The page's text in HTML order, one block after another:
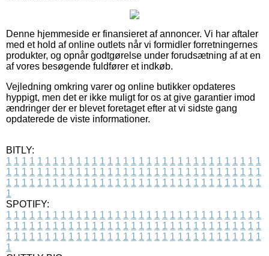
Denne hjemmeside er finansieret af annoncer. Vi har aftaler
med et hold af online outlets når vi formidler forretningernes
produkter, og opnår godtgørelse under forudsætning af at en
af vores besøgende fuldfører et indkøb.
Vejledning omkring varer og online butikker opdateres
hyppigt, men det er ikke muligt for os at give garantier imod
ændringer der er blevet foretaget efter at vi sidste gang
opdaterede de viste informationer.
BITLY:
1 1 1 1 1 1 1 1 1 1 1 1 1 1 1 1 1 1 1 1 1 1 1 1 1 1 1 1 1 1 1 1 1
1 1 1 1 1 1 1 1 1 1 1 1 1 1 1 1 1 1 1 1 1 1 1 1 1 1 1 1 1 1 1 1 1
1 1 1 1 1 1 1 1 1 1 1 1 1 1 1 1 1 1 1 1 1 1 1 1 1 1 1 1 1 1 1 1 1
1
SPOTIFY:
1 1 1 1 1 1 1 1 1 1 1 1 1 1 1 1 1 1 1 1 1 1 1 1 1 1 1 1 1 1 1 1 1
1 1 1 1 1 1 1 1 1 1 1 1 1 1 1 1 1 1 1 1 1 1 1 1 1 1 1 1 1 1 1 1 1
1 1 1 1 1 1 1 1 1 1 1 1 1 1 1 1 1 1 1 1 1 1 1 1 1 1 1 1 1 1 1 1 1
1